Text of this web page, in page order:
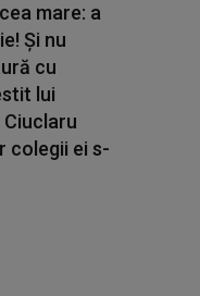
mare: a
Și nu
cu
lui
Ciuclaru
colegii ei s-